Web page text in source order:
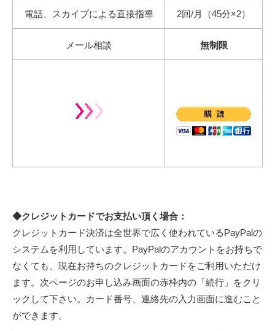
電話、スカイプによる直接指導 2回/月（45分×2）
メール相談 無制限
◆クレジットカードでお支払い頂く場合：
クレジットカード決済は全世界で広く使われているPayPalの
システムを利用しています。PayPalのアカウントをお持ちで
なくても、現在お持ちのクレジットカードをご利用いただけ
ます。次ページのお申し込み画面の赤枠内の「続行」をクリ
ックして下さい。カード番号、連絡先の入力画面に進むこと
ができます。